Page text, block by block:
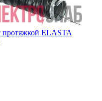
ELASTA